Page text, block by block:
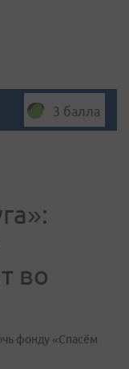
3 балла
во
фонду «Спасём